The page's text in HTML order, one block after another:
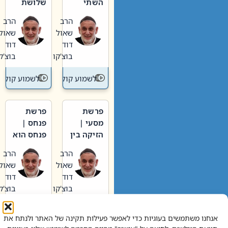
אנחנו משתמשים בעוגיות כדי לאפשר פעילות תקינה של האתר ולנתח את
וערב של
חיינו
הרב
שאול
דוד
בוצ'קו
לשמוע קול תורה – מדרש
האבות
הרב
שאול
דוד
בוצ'קו
לשמוע קול
פרשת
מסעי |
הזיקה בין
הגדול לעם הרב
שאול
דוד
בוצ'קו
לשמוע קול תורה – מדרש
פרשת
פנחס |
פנחס הוא
אליהו: בין
קנאות
הורסת
לקנאות
בונה
הרב
שאול
דוד
בוצ'קו
לשמוע קול